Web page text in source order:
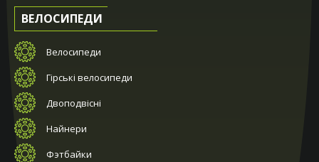
ВЕЛОСИПЕДИ
Велосипеди
Гірські велосипеди
Двоподвісні
Найнери
Фэтбайки